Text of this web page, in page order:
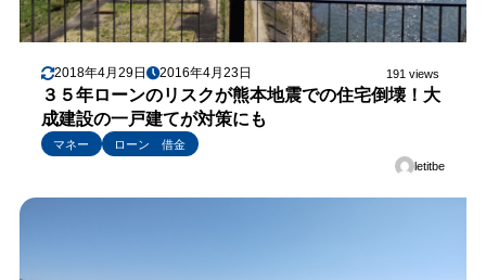
2018年4月29日 2016年4月23日 191 views
３５年ローンのリスクが熊本地震での住宅倒壊！大
成建設の一戸建てが対策にも
マネー
ローン 借金
letitbe